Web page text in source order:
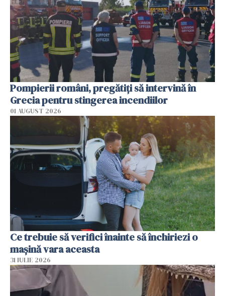
Pompierii români, pregătiţi să intervină în
Grecia pentru stingerea incendiilor
01 AUGUST 2026
Ce trebuie să verifici înainte să închiriezi o
mașină vara aceasta
31 IULIE 2026